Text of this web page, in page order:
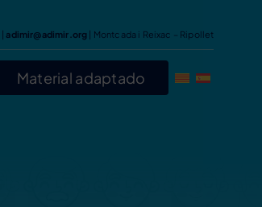
|adimir@adimir.org | Montcada i Reixac – Ripollet
Material adaptado